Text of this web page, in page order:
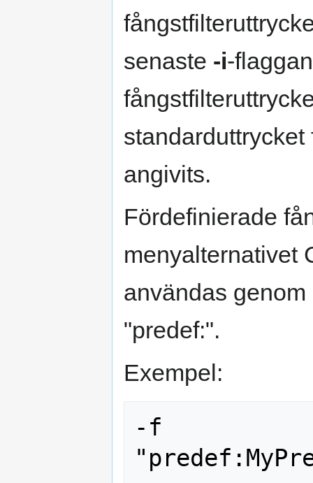
senaste -i-
angivits.
Fördefinierade
menyalternativet
användas
"predef:".
Exempel:
-f